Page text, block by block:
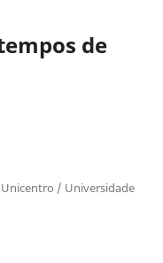
de
/ Universidade